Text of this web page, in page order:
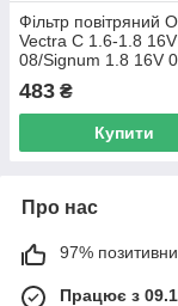
Фільтр повітряний
Vectra C 1.6-1.8
08/Signum 1.8 16V
09/Fiat Croma 1.8
ADW192208 UA62
483 ₴
Купити
Про нас
97%
Працює з